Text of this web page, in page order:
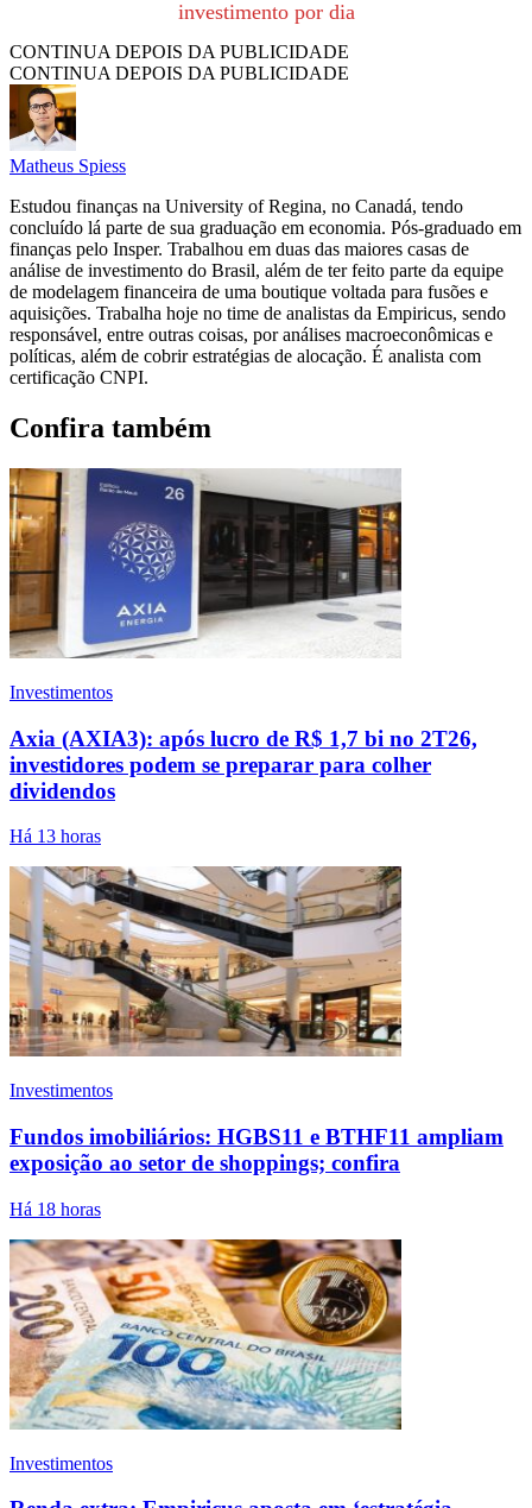
investimento por dia
CONTINUA DEPOIS DA PUBLICIDADE
CONTINUA DEPOIS DA PUBLICIDADE
Matheus Spiess
Estudou finanças na University of Regina, no Canadá, tendo
concluído lá parte de sua graduação em economia. Pós-graduado em
finanças pelo Insper. Trabalhou em duas das maiores casas de
análise de investimento do Brasil, além de ter feito parte da equipe
de modelagem financeira de uma boutique voltada para fusões e
aquisições. Trabalha hoje no time de analistas da Empiricus, sendo
responsável, entre outras coisas, por análises macroeconômicas e
políticas, além de cobrir estratégias de alocação. É analista com
certificação CNPI.
Confira também
Investimentos
Axia (AXIA3): após lucro de R$ 1,7 bi no 2T26,
investidores podem se preparar para colher
dividendos
Há 13 horas
Investimentos
Fundos imobiliários: HGBS11 e BTHF11 ampliam
exposição ao setor de shoppings; confira
Há 18 horas
Investimentos